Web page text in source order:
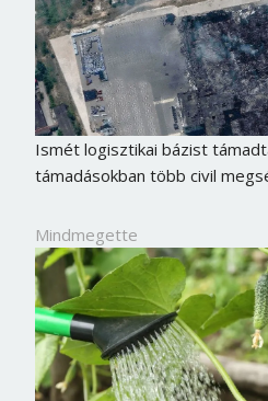
Ismét logisztikai bázist
támadásokban több civil
Mindmegette